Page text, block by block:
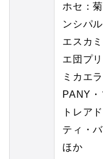
ホセ：
ンシパル
エスカ
エ団プ
ミカエ
PANY・
トレア
ティ・
ほか